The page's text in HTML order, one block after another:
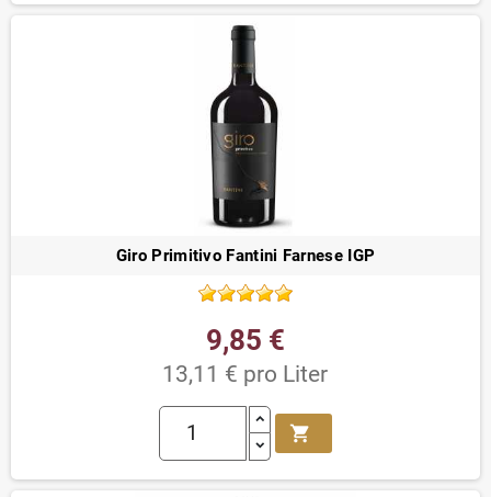
Giro Primitivo Fantini Farnese IGP
9,85 €
13,11 € pro Liter
shopping_cart